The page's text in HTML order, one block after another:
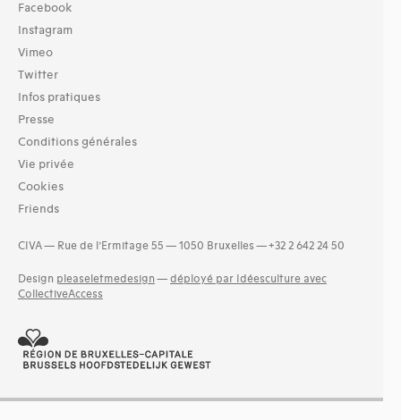
Facebook
Instagram
Vimeo
Twitter
Infos pratiques
Presse
Conditions générales
Vie privée
Cookies
Friends
CIVA — Rue de l’Ermitage 55 — 1050 Bruxelles — +32 2 642 24 50
Design pleaseletmedesign — déployé par Idéesculture avec
CollectiveAccess